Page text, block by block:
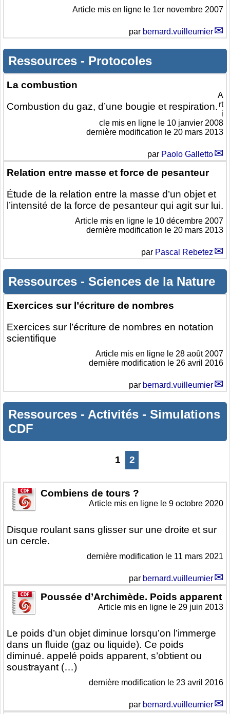
Article mis en ligne le 1er novembre 2007
par bernard.vuilleumier
Ressources - Protocoles
La combustion
Combustion du gaz, d’une bougie et respiration.
A
rt
i
cle mis en ligne le 10 janvier 2008
dernière modification le 20 mars 2013
par Paolo Galletto
Relation entre masse et force de pesanteur
Étude de la relation entre la masse d’un objet et
l’intensité de la force de pesanteur qui agit sur lui.
Article mis en ligne le 10 décembre 2007
dernière modification le 20 mars 2013
par Pascal Rebetez
Ressources - Sciences de la Nature
Exercices sur l’écriture de nombres
Exercices sur l’écriture de nombres en notation
scientifique
Article mis en ligne le 28 août 2007
dernière modification le 26 avril 2016
par bernard.vuilleumier
Ressources - Activités - Simulations
CDF
1 2
Combiens de tours ?
Disque roulant sans glisser sur une droite et sur
un cercle.
Article mis en ligne le 9 octobre 2020
dernière modification le 11 mars 2021
par bernard.vuilleumier
Poussée d’Archimède. Poids apparent
Le poids d’un objet diminue lorsqu’on l’immerge
dans un fluide (gaz ou liquide). Ce poids
diminué. appelé poids apparent, s’obtient ou
soustrayant (…)
Article mis en ligne le 29 juin 2013
dernière modification le 23 avril 2016
par bernard.vuilleumier